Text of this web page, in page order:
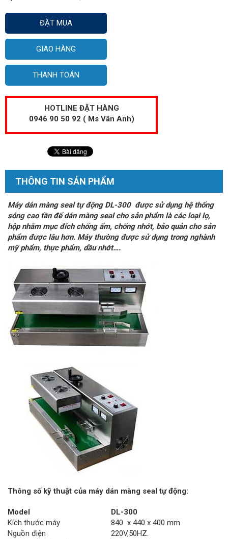
ĐẶT MUA
GIAO HÀNG
THANH TOÁN
HOTLINE ĐẶT HÀNG
0946 90 50 92 ( Ms Vân Anh)
THÔNG TIN SẢN PHẨM
Máy dán màng seal tự động DL-300 được sử dụng hệ thống
sóng cao tần để dán màng seal cho sản phẩm là các loại lọ,
hộp nhằm mục đích chống ẩm, chống nhớt, bảo quản cho sản
phẩm được lâu hơn. Máy thường được sử dụng trong nghành
mỹ phẩm, thực phẩm, dầu nhớt….
Thông số kỹ thuật của máy dán màng seal tự động:
Model
DL-300
Kích thước máy
840 x 440 x 400 mm
Nguồn điện
220V,50HZ.